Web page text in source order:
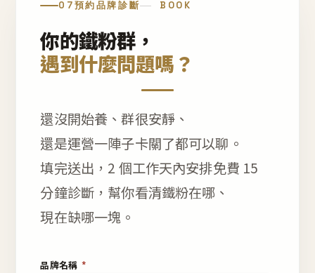
07預約品牌診斷 BOOK
你的鐵粉群，
遇到什麼問題嗎？
還沒開始養、群很安靜、
還是運營一陣子卡關了都可以聊。
填完送出，2 個工作天內安排免費 15
分鐘診斷，幫你看清鐵粉在哪、
現在缺哪一塊。
品牌名稱 *